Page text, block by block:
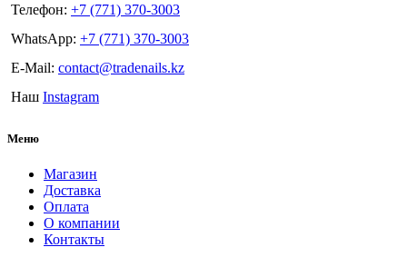
Телефон: +7 (771) 370-3003
WhatsApp: +7 (771) 370-3003
E-Mail: contact@tradenails.kz
Наш Instagram
Меню
Магазин
Доставка
Оплата
О компании
Контакты